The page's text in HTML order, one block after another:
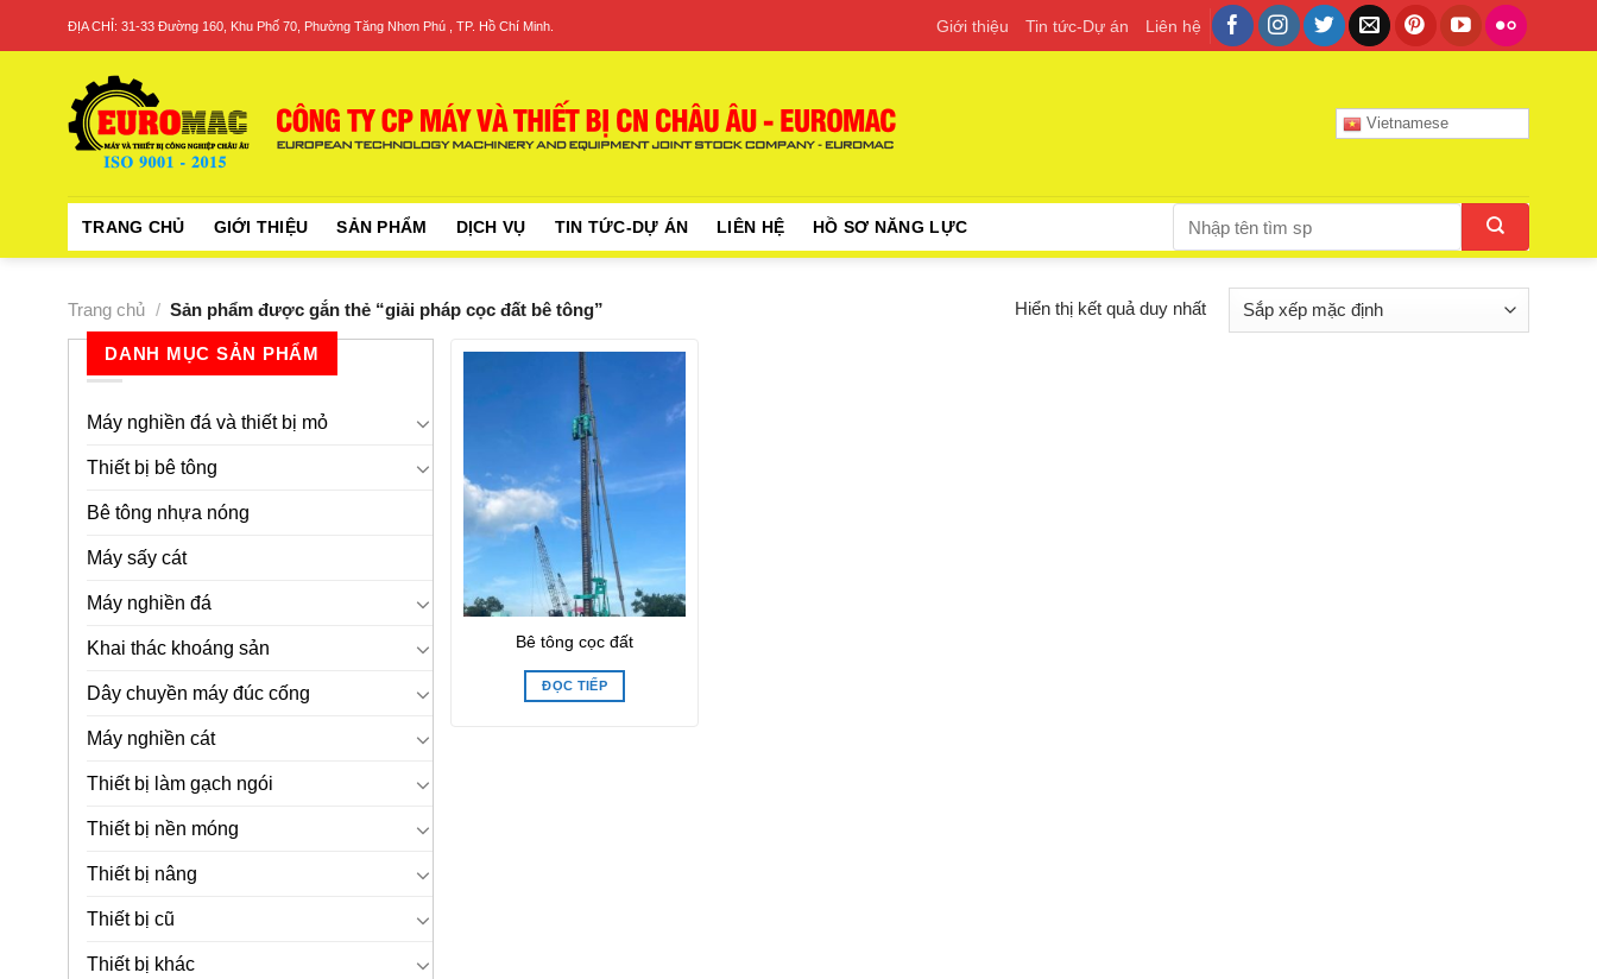
ĐỊA CHỈ: 31-33 Đường 160, Khu Phố 70, Phường Tăng Nhơn Phú , TP. Hồ Chí Minh. Giới thiệu Tin tức-Dự án Liên hệ
Vietnamese
TRANG CHỦ GIỚI THIỆU SẢN PHẨM DỊCH VỤ TIN TỨC-DỰ ÁN LIÊN HỆ HỒ SƠ NĂNG LỰC
kiếm:
Trang chủ / Sản phẩm được gắn thẻ “giải pháp cọc đất bê tông” Hiển thị kết quả duy nhất
DANH MỤC SẢN PHẨM
Máy nghiền đá và thiết bị mỏ
Thiết bị bê tông
Bê tông nhựa nóng
Máy sấy cát
Máy nghiền đá
Khai thác khoáng sản
Dây chuyền máy đúc cống
Máy nghiền cát
Thiết bị làm gạch ngói
Thiết bị nền móng
Thiết bị nâng
Thiết bị cũ
Thiết bị khác
Bê tông cọc đất
ĐỌC TIẾP